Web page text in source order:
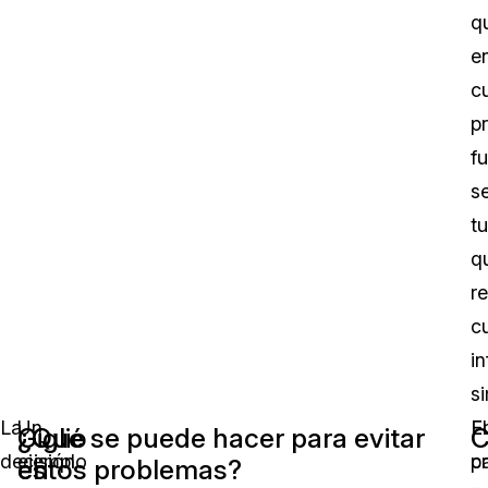
La
decisión
Giglio
en
Un
ejemplo
¿Qué se puede hacer para evitar
estos problemas?
El